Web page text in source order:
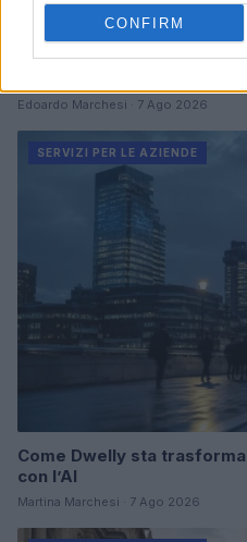
CONFIRM
Come trasformare l’IA in
Edoardo Marchesi · 7 Ago 2026
SERVIZI PER LE AZIENDE
Come Dwelly sta
con l’AI
Martina Marchesi · 7 Ago 2026